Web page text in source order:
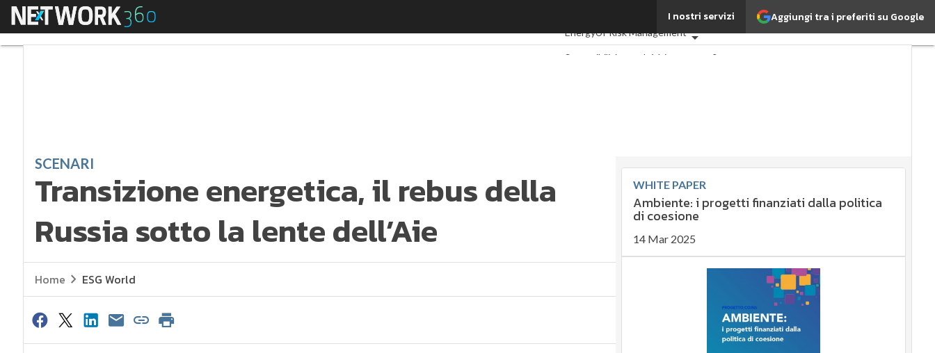
Aggiungi tra i preferiti su Google
I nostri servizi
Menu ESG: che cos'è?Agrifood
EnergyUPRisk Management
Sostenibilità: perché è importante?
ESG Smart DataUltimi articoli
SCENARI
Transizione energetica, il rebus della
Russia sotto la lente dell’Aie
Home ESG World
WHITE PAPER
Ambiente: i progetti finanziati dalla politica
di coesione
14 Mar 2025